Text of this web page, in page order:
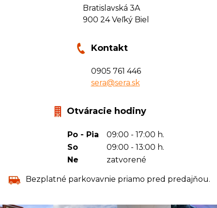
Bratislavská 3A
900 24 Veľký Biel
Kontakt
0905 761 446
sera@sera.sk
Otváracie hodiny
Po - Pia
09:00 - 17:00 h.
So
09:00 - 13:00 h.
Ne
zatvorené
Bezplatné parkovavnie priamo pred predajňou.